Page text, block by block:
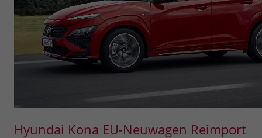
Hyundai Kona EU-Neuwagen Reimport